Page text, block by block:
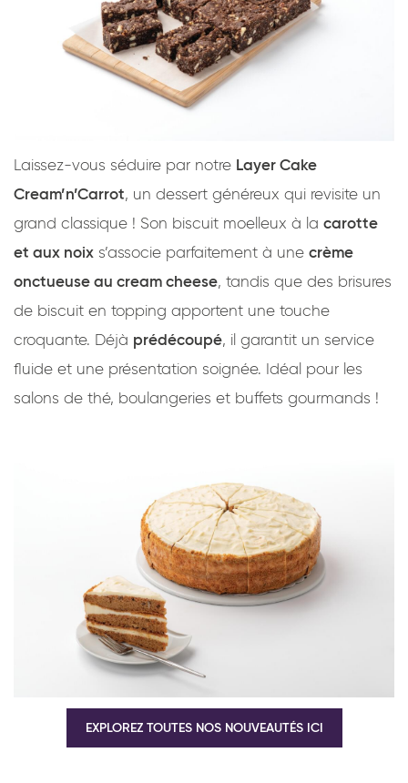
Laissez-vous séduire par notre Layer Cake
Cream’n’Carrot, un dessert généreux qui revisite un
grand classique ! Son biscuit moelleux à la carotte
et aux noix s’associe parfaitement à une crème
onctueuse au cream cheese, tandis que des brisures
de biscuit en topping apportent une touche
croquante. Déjà prédécoupé, il garantit un service
fluide et une présentation soignée. Idéal pour les
salons de thé, boulangeries et buffets gourmands !
EXPLOREZ TOUTES NOS NOUVEAUTÉS ICI